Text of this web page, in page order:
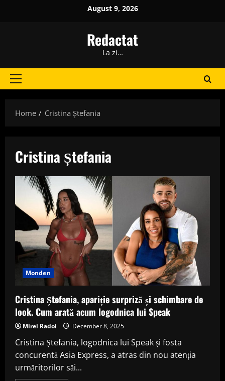
August 9, 2026
Redactat
La zi…
Primary
Home
Cristina Ștefania
Cristina Ștefania
Monden
Cristina Ștefania, apariție surpriză și schimbare de
look. Cum arată acum logodnica lui Speak
Mirel Radoi December 8, 2025
Cristina Ștefania, logodnica lui Speak și fosta
concurentă Asia Express, a atras din nou atenția
urmăritorilor săi...